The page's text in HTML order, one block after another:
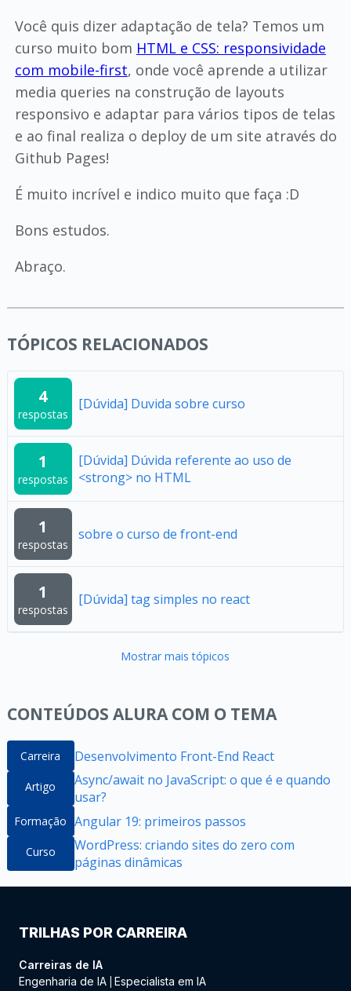
Você quis dizer adaptação de tela? Temos um
curso muito bom HTML e CSS: responsividade
com mobile-first, onde você aprende a utilizar
media queries na construção de layouts
responsivo e adaptar para vários tipos de telas
e ao final realiza o deploy de um site através do
Github Pages!
É muito incrível e indico muito que faça :D
Bons estudos.
Abraço.
TÓPICOS RELACIONADOS
4
respostas
[Dúvida] Duvida sobre curso
1
respostas
[Dúvida] Dúvida referente ao uso de
<strong> no HTML
1
respostas
sobre o curso de front-end
1
respostas
[Dúvida] tag simples no react
Mostrar mais tópicos
CONTEÚDOS ALURA COM O TEMA
Carreira Desenvolvimento Front-End React
Artigo
Async/await no JavaScript: o que é e quando
usar?
Formação Angular 19: primeiros passos
Curso
WordPress: criando sites do zero com
páginas dinâmicas
TRILHAS POR CARREIRA
Carreiras de IA
Engenharia de IA Especialista em IA